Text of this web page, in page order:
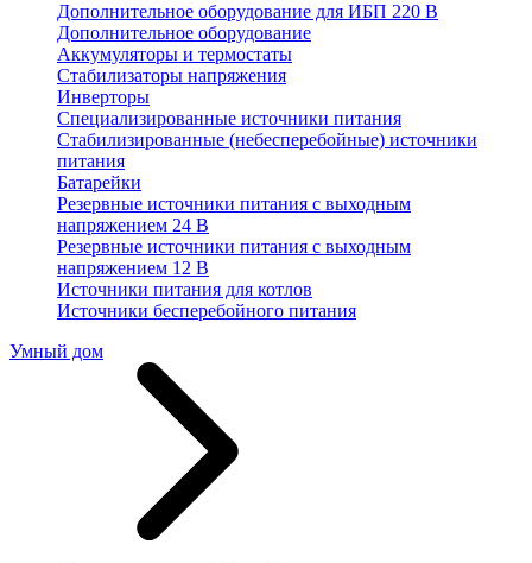
Дополнительное оборудование для ИБП 220 В
Дополнительное оборудование
Аккумуляторы и термостаты
Стабилизаторы напряжения
Инверторы
Специализированные источники питания
Стабилизированные (небесперебойные) источники
питания
Батарейки
Резервные источники питания с выходным
напряжением 24 В
Резервные источники питания с выходным
напряжением 12 В
Источники питания для котлов
Источники бесперебойного питания
Умный дом